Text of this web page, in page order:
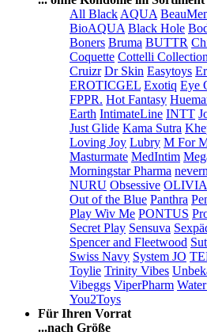
All Black AQUA
BioAQUA Black Hole
Boners Bruma BUTTR
Coquette Cottelli Collection
Cruizr Dr Skin Easytoys
EROTICGEL Exotiq Eye
FPPR. Hot Fantasy
Earth IntimateLine INTT
Just Glide Kama Sutra
Loving Joy Lubry M For
Masturmate MedIntim
Morningstar Pharma
NURU Obsessive OLIVIA
Out of the Blue Panthra
Play Wiv Me PONTUS
Secret Play Sensuva
Spencer and Fleetwood
Swiss Navy System JO
Toylie Trinity Vibes
Vibeggs ViperPharm
You2Toys
Für Ihren Vorrat
...nach Größe